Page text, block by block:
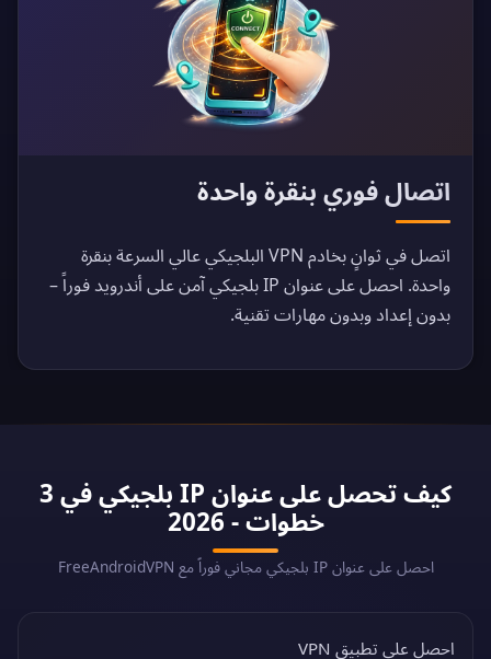
اتصال فوري بنقرة واحدة
اتصل في ثوانٍ بخادم VPN البلجيكي عالي السرعة بنقرة
واحدة. احصل على عنوان IP بلجيكي آمن على أندرويد فوراً –
بدون إعداد وبدون مهارات تقنية.
كيف تحصل على عنوان IP بلجيكي في 3
خطوات - 2026
احصل على عنوان IP بلجيكي مجاني فوراً مع FreeAndroidVPN
احصل على تطبيق VPN